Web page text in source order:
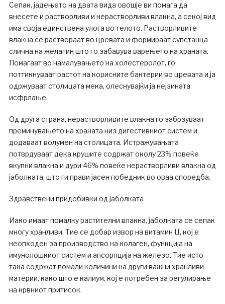
Сепак, јадењето на двата вида овошје ви помага да
внесете и растворливи и нерастворливи влакна, а секој вид
има своја единствена улога во телото. Растворливите
влакна се раствораат во цревата и формираат супстанца
слична на желатин што го забавува варењето на храната.
Помагаат во намалувањето на холестеролот, го
поттикнуваат растот на корисните бактерии во цревата и ја
одржуваат столицата мека, олеснувајќи ја нејзината
исфрлање.
Од друга страна, нерастворливите влакна го забрзуваат
преминувањето на храната низ дигестивниот систем и
додаваат волумен на столицата. Истражувањата
потврдуваат дека крушите содржат околу 23% повеќе
вкупни влакна и дури 46% повеќе нерастворливи влакна од
јаболката, што ги прави јасен победник во оваа споредба.
Здравствени придобивки од јаболката
Иако имаат помалку растителни влакна, јаболката се сепак
многу хранливи. Тие се добар извор на витамин Ц, кој е
неопходен за производство на колаген, функција на
имунолошкиот систем и апсорпција на железо. Тие исто
така содржат помали количини на други важни хранливи
материи, како што е калиум, кој е потребен за регулирање
на крвниот притисок.